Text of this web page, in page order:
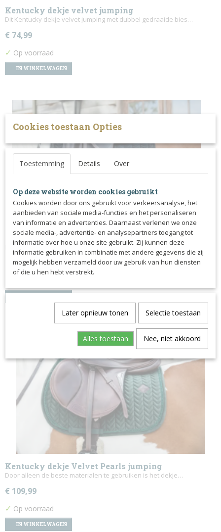
Kentucky dekje velvet jumping
Dit Kentucky dekje velvet jumping met dubbel gedraaide bies…
€ 74,99
✓ Op voorraad
IN WINKELWAGEN
Kentucky dekje Velvet Pearls dressage
Door alleen de beste materialen te gebruiken is het dekje…
€ 109,99
Kentucky dekje Velvet Pearls jumping
Door alleen de beste materialen te gebruiken is het dekje…
€ 109,99
✓ Op voorraad
IN WINKELWAGEN
Cookies toestaan Opties
Toestemming Details Over
Op deze website worden cookies gebruikt
Cookies worden door ons gebruikt voor verkeersanalyse, het
aanbieden van sociale media-functies en het personaliseren
van informatie en advertenties. Daarnaast verlenen we onze
sociale media-, advertentie- en analysepartners toegang tot
informatie over hoe u onze site gebruikt. Zij kunnen deze
informatie gebruiken in combinatie met andere gegevens die zij
mogelijk hebben verzameld door uw gebruik van hun diensten
of die u hen hebt verstrekt.
Later opnieuw tonen Selectie toestaan
Alles toestaan Nee, niet akkoord